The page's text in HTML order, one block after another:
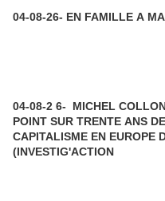
04-08-26- EN FAMILLE A
04-08-2 6- MICHEL
POINT SUR TRENTE ANS DE
CAPITALISME EN EUROPE
(INVESTIG'ACTION